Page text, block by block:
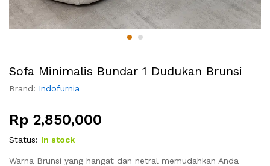
Sofa Minimalis Bundar 1 Dudukan Brunsi
Brand: Indofurnia
Rp 2,850,000
Status: In stock
Warna Brunsi yang hangat dan netral memudahkan Anda